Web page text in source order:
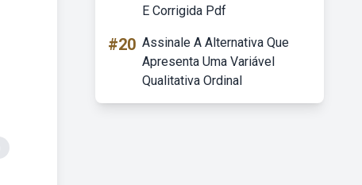
E Corrigida Pdf
#20 Assinale A Alternativa Que
Apresenta Uma Variável
Qualitativa Ordinal